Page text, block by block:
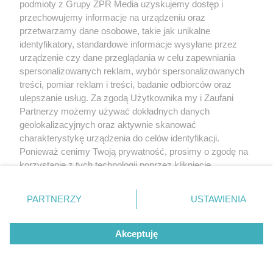
podmioty z Grupy ZPR Media uzyskujemy dostęp i
przechowujemy informacje na urządzeniu oraz
przetwarzamy dane osobowe, takie jak unikalne
identyfikatory, standardowe informacje wysyłane przez
urządzenie czy dane przeglądania w celu zapewniania
spersonalizowanych reklam, wybór spersonalizowanych
treści, pomiar reklam i treści, badanie odbiorców oraz
ulepszanie usług. Za zgodą Użytkownika my i Zaufani
Partnerzy możemy używać dokładnych danych
geolokalizacyjnych oraz aktywnie skanować
charakterystykę urządzenia do celów identyfikacji.
Ponieważ cenimy Twoją prywatność, prosimy o zgodę na
korzystanie z tych technologii poprzez kliknięcie
zmienić/wycofać klikając przycisk ustawień prywatności
znajdujący się w lewym dolnym rogu strony
rodzaje przetwarzania danych nie wymagają zgody
użytkownika, ale masz prawo sprzeciwić się takiemu
przetwarzaniu. Preferencje będą miały zastosowanie tylko
PARTNERZY USTAWIENIA
Akceptuję